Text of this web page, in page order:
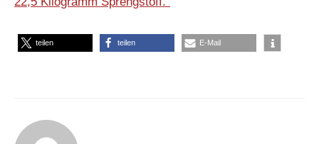
teilen teilen E-Mail